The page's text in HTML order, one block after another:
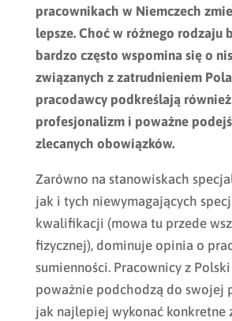
pracownikach w Niemczech
lepsze. Choć w różnego rodzaju
bardzo często wspomina się o
związanych z zatrudnieniem
pracodawcy podkreślają
profesjonalizm i poważne
zlecanych obowiązków.
Zarówno na stanowiskach
jak i tych niewymagających
kwalifikacji (mowa tu przede
fizycznej), dominuje opinia o
sumienności. Pracownicy z
poważnie podchodzą do swojej
jak najlepiej wykonać konkretne